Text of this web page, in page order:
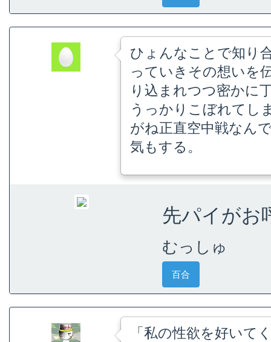
ひょんなことで知り
っていきその想いを
り込まれつつ密かに
うっかりこぼれてし
がね正直空中戦なん
気もする。
先パイがお
むっしゅ
百合
「私の性欲を好いて